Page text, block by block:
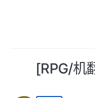
[RPG/机